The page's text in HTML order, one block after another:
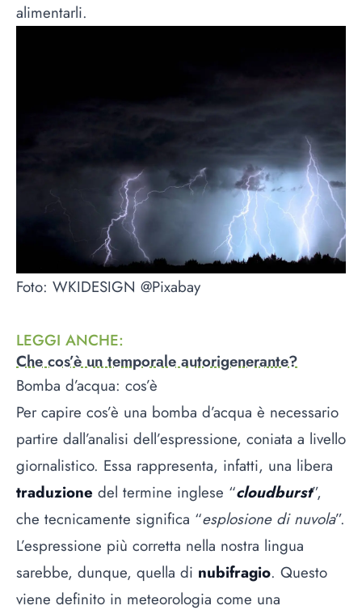
alimentarli.
Foto: WKIDESIGN @Pixabay
LEGGI ANCHE:
Che cos’è un temporale autorigenerante?
Bomba d’acqua: cos’è
Per capire cos’è una bomba d’acqua è necessario
partire dall’analisi dell’espressione, coniata a livello
giornalistico. Essa rappresenta, infatti, una libera
traduzione del termine inglese “cloudburst”,
che tecnicamente significa “esplosione di nuvola”.
L’espressione più corretta nella nostra lingua
sarebbe, dunque, quella di nubifragio. Questo
viene definito in meteorologia come una